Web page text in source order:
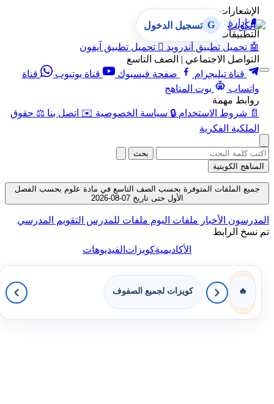
الإشعارات
🔔 إدارة الإشعارات
التطبيقات
🤖 تحميل تطبيق أندرويد  تحميل تطبيق آيفون
التواصل الاجتماعي | الصف التاسع
قناة تيليجرام
صفحة فيسبوك قناة يوتيوب
قناة
واتساب
بوت المناهج
روابط مهمة
📄 شروط الاستخدام 🔒 سياسة الخصوصية ✉️ اتصل بنا ⚖️ حقوق
الملكية الفكرية
G تسجيل الدخول
بحث
المناهج الكويتية
جميع الملفات المتوفرة بحسب الصف التاسع في مادة علوم بحسب الفصل
الأول حتى تاريخ 07-08-2026
المدرسون الأخبار ملفات اليوم ملفات للمدرس التقويم المدرسي
تم نسخ الرابط
الأكاديميةكويزاتالفيديوهات
🔥 كويزات لجميع الصفوف